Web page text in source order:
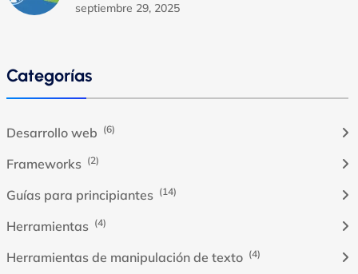
septiembre 29, 2025
Categorías
Desarrollo web (6)
Frameworks (2)
Guías para principiantes (14)
Herramientas (4)
Herramientas de manipulación de texto (4)